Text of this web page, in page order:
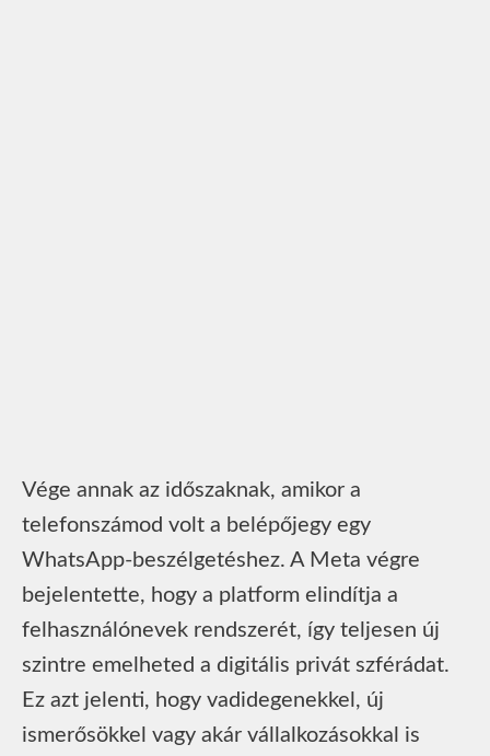
Vége annak az időszaknak, amikor a
telefonszámod volt a belépőjegy egy
WhatsApp-beszélgetéshez. A Meta végre
bejelentette, hogy a platform elindítja a
felhasználónevek rendszerét, így teljesen új
szintre emelheted a digitális privát szférádat.
Ez azt jelenti, hogy vadidegenekkel, új
ismerősökkel vagy akár vállalkozásokkal is